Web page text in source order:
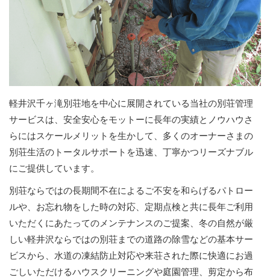
軽井沢千ヶ滝別荘地を中心に展開されている当社の別荘管理
サービスは、安全安心をモットーに長年の実績とノウハウさ
らにはスケールメリットを生かして、多くのオーナーさまの
別荘生活のトータルサポートを迅速、丁寧かつリーズナブル
にご提供しています。
別荘ならではの長期間不在によるご不安を和らげるパトロー
ルや、お忘れ物をした時の対応、定期点検と共に長年ご利用
いただくにあたってのメンテナンスのご提案、冬の自然が厳
しい軽井沢ならではの別荘までの道路の除雪などの基本サー
ビスから、水道の凍結防止対応や来荘された際に快適にお過
ごしいただけるハウスクリーニングや庭園管理、剪定から布